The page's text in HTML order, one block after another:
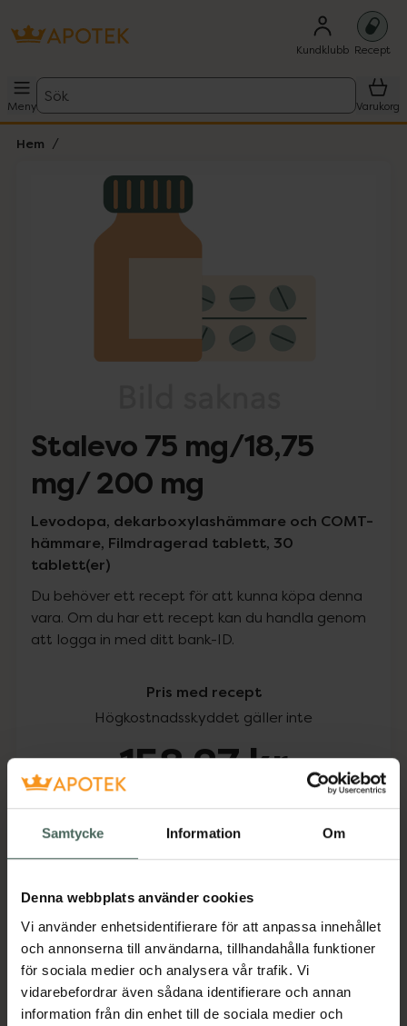
Samtycke Information Om
Denna webbplats använder cookies
Vi använder enhetsidentifierare för att anpassa innehållet
och annonserna till användarna, tillhandahålla funktioner
för sociala medier och analysera vår trafik. Vi
vidarebefordrar även sådana identifierare och annan
information från din enhet till de sociala medier och
Kundklubb Recept
Meny
Sök
Varukorg
Hem
Lista: . Innehåller 1 objekt.
Stalevo 75 mg/18,75
mg/ 200 mg
Levodopa, dekarboxylashämmare och COMT-
hämmare, Filmdragerad tablett, 30
tablett(er)
Du behöver ett recept för att kunna köpa denna
vara. Om du har ett recept kan du handla genom
att logga in med ditt bank-ID.
Pris med recept
Högkostnadsskyddet gäller inte
158,27 kr
Köp via ditt recept
Beskrivning